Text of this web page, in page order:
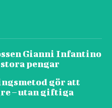
Gianni Infantino
pengar
gör att
– utan giftiga